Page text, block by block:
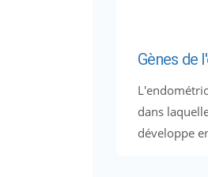
Gènes de
dans
développe